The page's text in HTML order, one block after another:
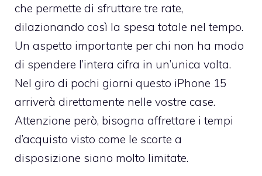
che permette di sfruttare tre rate,
dilazionando così la spesa totale nel tempo.
Un aspetto importante per chi non ha modo
di spendere l’intera cifra in un’unica volta.
Nel giro di pochi giorni questo iPhone 15
arriverà direttamente nelle vostre case.
Attenzione però, bisogna affrettare i tempi
d’acquisto visto come le scorte a
disposizione siano molto limitate.